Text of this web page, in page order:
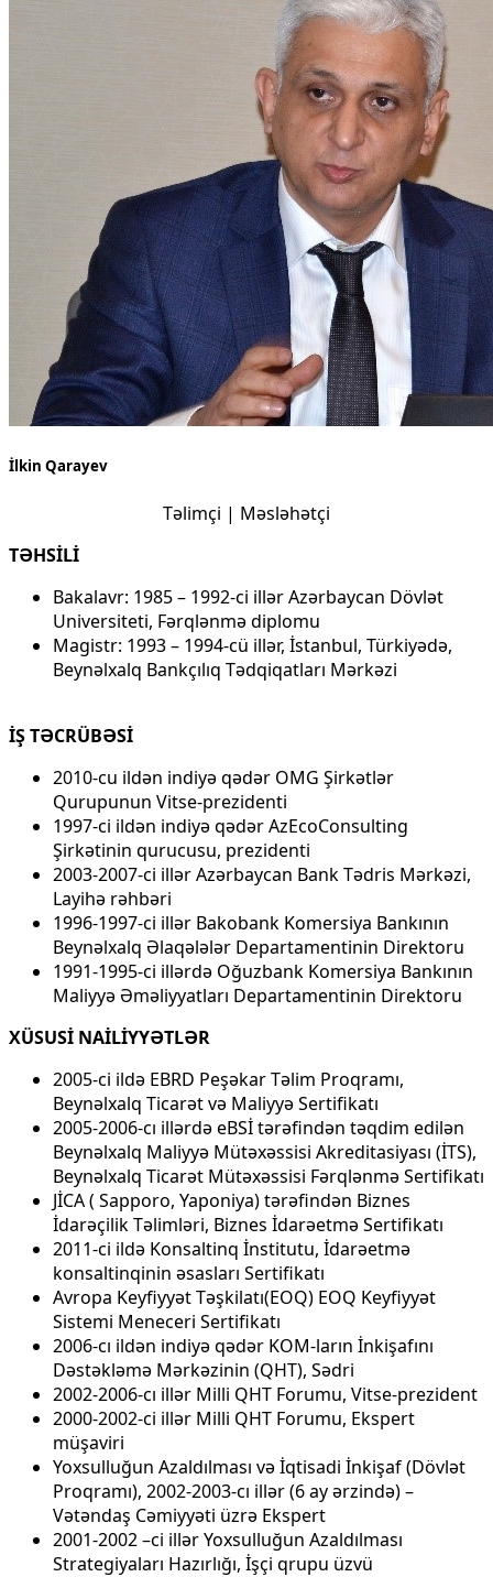
İlkin Qarayev
Təlimçi | Məsləhətçi
TƏHSİLİ
Bakalavr: 1985 – 1992-ci illər Azərbaycan Dövlət
Universiteti, Fərqlənmə diplomu
Magistr: 1993 – 1994-cü illər, İstanbul, Türkiyədə,
Beynəlxalq Bankçılıq Tədqiqatları Mərkəzi
İŞ TƏCRÜBƏSİ
2010-cu ildən indiyə qədər OMG Şirkətlər
Qurupunun Vitse-prezidenti
1997-ci ildən indiyə qədər AzEcoConsulting
Şirkətinin qurucusu, prezidenti
2003-2007-ci illər Azərbaycan Bank Tədris Mərkəzi,
Layihə rəhbəri
1996-1997-ci illər Bakobank Komersiya Bankının
Beynəlxalq Əlaqələlər Departamentinin Direktoru
1991-1995-ci illərdə Oğuzbank Komersiya Bankının
Maliyyə Əməliyyatları Departamentinin Direktoru
XÜSUSİ NAİLİYYƏTLƏR
2005-ci ildə EBRD Peşəkar Təlim Proqramı,
Beynəlxalq Ticarət və Maliyyə Sertifikatı
2005-2006-cı illərdə eBSİ tərəfindən təqdim edilən
Beynəlxalq Maliyyə Mütəxəssisi Akreditasiyası (İTS),
Beynəlxalq Ticarət Mütəxəssisi Fərqlənmə Sertifikatı
JİCA ( Sapporo, Yaponiya) tərəfindən Biznes
İdarəçilik Təlimləri, Biznes İdarəetmə Sertifikatı
2011-ci ildə Konsaltinq İnstitutu, İdarəetmə
konsaltinqinin əsasları Sertifikatı
Avropa Keyfiyyət Təşkilatı(EOQ) EOQ Keyfiyyət
Sistemi Meneceri Sertifikatı
2006-cı ildən indiyə qədər KOM-ların İnkişafını
Dəstəkləmə Mərkəzinin (QHT), Sədri
2002-2006-cı illər Milli QHT Forumu, Vitse-prezident
2000-2002-ci illər Milli QHT Forumu, Ekspert
müşaviri
Yoxsulluğun Azaldılması və İqtisadi İnkişaf (Dövlət
Proqramı), 2002-2003-cı illər (6 ay ərzində) –
Vətəndaş Cəmiyyəti üzrə Ekspert
2001-2002 –ci illər Yoxsulluğun Azaldılması
Strategiyaları Hazırlığı, İşçi qrupu üzvü